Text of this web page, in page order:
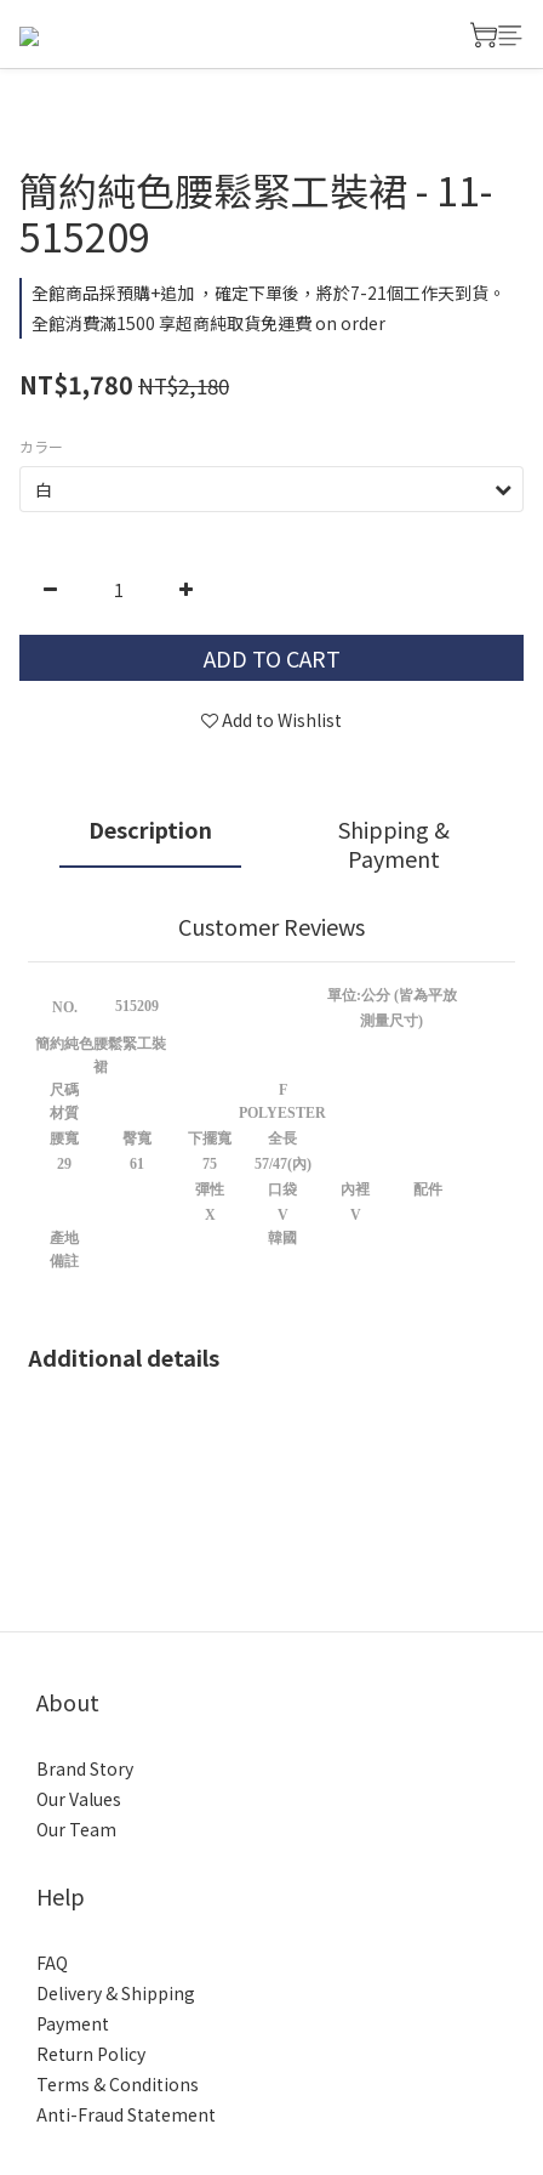
簡約純色腰鬆緊工裝裙 - 11-
515209
全館商品採預購+追加 ，確定下單後，將於7-21個工作天到貨。
全館消費滿1500 享超商純取貨免運費 on order
NT$1,780 NT$2,180
カラー
ADD TO CART
Add to Wishlist
Description
Shipping &
Payment
Customer Reviews
NO. 515209
單位:公分 (皆為平放
測量尺寸)
簡約純色腰鬆緊工裝
裙
尺碼
F
材質
POLYESTER
腰寬
臀寬 下擺寬
全長
29
61 75
57/47(內)
彈性
口袋 內裡
配件
X
V
V
產地
韓國
備註
Additional details
About
Brand Story
Our Values
Our Team
Help
FAQ
Delivery & Shipping
Payment
Return Policy
Terms & Conditions
Anti-Fraud Statement